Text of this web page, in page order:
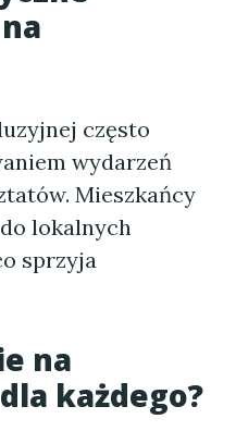
często
wydarzeń
Mieszkańcy
lokalnych
sprzyja
na
każdego?